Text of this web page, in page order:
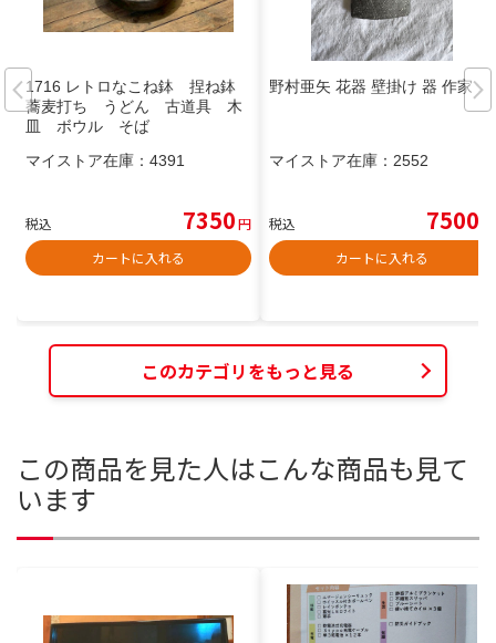
1716 レトロなこね鉢 捏ね鉢
蕎麦打ち うどん 古道具 木
皿 ボウル そば
マイストア在庫： 4391
税込 7350円
カートに入れる
野村亜矢 花器 壁掛け 器 作家
マイストア在庫： 2552
税込 7500
カートに入れる
このカテゴリをもっと見る
この商品を見た人はこんな商品も見て
います